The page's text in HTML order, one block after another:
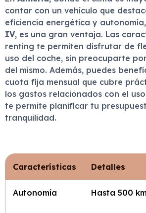
contar con un vehículo que
eficiencia energética y
IV, es una gran ventaja. Las
renting te permiten disfrutar de
uso del coche, sin preocuparte
del mismo. Además, puedes
cuota fija mensual que cubre
los gastos relacionados con el
te permite planificar tu
tranquilidad.
Características Detalles
Autonomía Hasta 500 km